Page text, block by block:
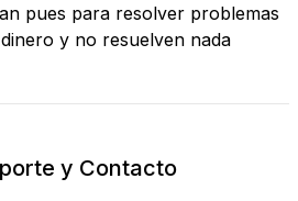
pues para resolver problemas
y no resuelven nada
y Contacto